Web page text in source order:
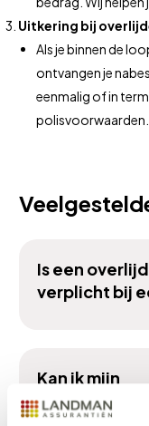
Uitkering bij
Als je binnen de
ontvangen je
eenmalig of in
polisvoorwaarden.
Is een
verplicht bij
Kan ik mijn